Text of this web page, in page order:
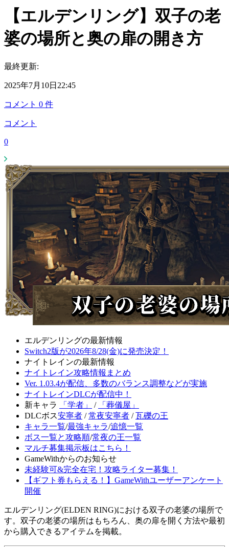
【エルデンリング】双子の老
婆の場所と奥の扉の開き方
最終更新:
2025年7月10日22:45
コメント 0 件
コメント
0
エルデンリングの最新情報
Switch2版が2026年8/28(金)に発売決定！
ナイトレインの最新情報
ナイトレイン攻略情報まとめ
Ver. 1.03.4が配信、多数のバランス調整などが実施
ナイトレインDLCが配信中！
新キャラ
「学者」 /
「葬儀屋」
DLCボス安寧者 /常夜安寧者 /瓦礫の王
キャラ一覧/最強キャラ/追憶一覧
ボス一覧と攻略順/常夜の王一覧
マルチ募集掲示板はこちら！
GameWithからのお知らせ
未経験可&完全在宅！攻略ライター募集！
【ギフト券もらえる！】GameWithユーザーアンケート
開催
エルデンリング(ELDEN RING)における双子の老婆の場所で
す。双子の老婆の場所はもちろん、奥の扉を開く方法や最初
から購入できるアイテムを掲載。